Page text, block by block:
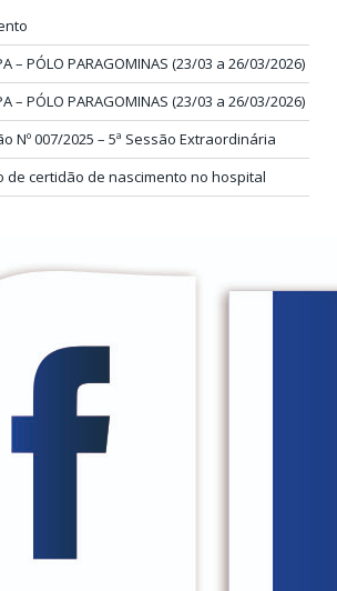
– PÓLO PARAGOMINAS (23/03 a 26/03/2026)
– PÓLO PARAGOMINAS (23/03 a 26/03/2026)
Nº 007/2025 – 5ª Sessão Extraordinária
de certidão de nascimento no hospital